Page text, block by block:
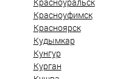
Красноуфимск
Красноярск
Кудымкар
Кунгур
Курган